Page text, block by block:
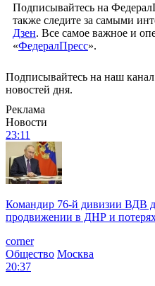
Подписывайтесь на
также следите за самыми
Дзен. Все самое важное и
«ФедералПресс».
Подписывайтесь на наш
новостей дня.
Реклама
Новости
23:11
Командир 76-й дивизии ВДВ
продвижении в ДНР и
corner
Общество Москва
20:37